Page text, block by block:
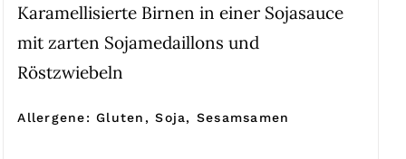
Karamellisierte Birnen in einer Sojasauce
mit zarten Sojamedaillons und
Röstzwiebeln
Allergene: Gluten, Soja, Sesamsamen